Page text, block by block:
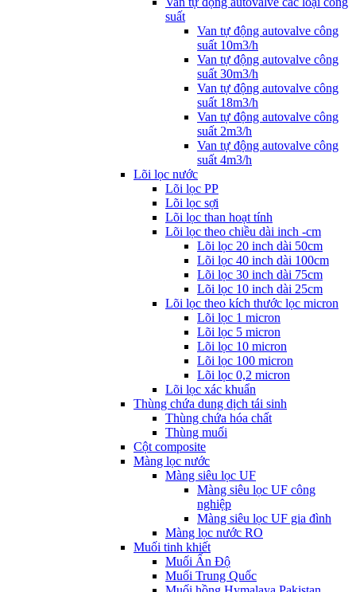
suất
Van tự động autovalve công
suất 10m3/h
Van tự động autovalve công
suất 30m3/h
Van tự động autovalve công
suất 18m3/h
Van tự động autovalve công
suất 2m3/h
Van tự động autovalve công
suất 4m3/h
Lõi lọc nước
Lõi lọc PP
Lõi lọc sợi
Lõi lọc than hoạt tính
Lõi lọc theo chiều dài inch -cm
Lõi lọc 20 inch dài 50cm
Lõi lọc 40 inch dài 100cm
Lõi lọc 30 inch dài 75cm
Lõi lọc 10 inch dài 25cm
Lõi lọc theo kích thước lọc micron
Lõi lọc 1 micron
Lõi lọc 5 micron
Lõi lọc 10 micron
Lõi lọc 100 micron
Lõi lọc 0,2 micron
Lõi lọc xác khuẩn
Thùng chứa dung dịch tái sinh
Thùng chứa hóa chất
Thùng muối
Cột composite
Màng lọc nước
Màng siêu lọc UF
Màng siêu lọc UF công
nghiệp
Màng siêu lọc UF gia đình
Màng lọc nước RO
Muối tinh khiết
Muối Ấn Độ
Muối Trung Quốc